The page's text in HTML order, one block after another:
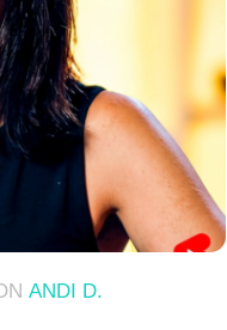
ANDI D.